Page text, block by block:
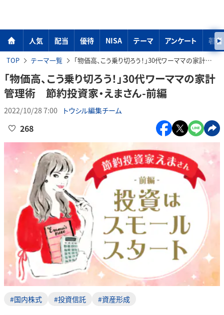
人気 配当 優待 NISA テーマ アンケート 著者
TOP テーマ一覧 「物価高、こう乗り切ろう！」30代ワーママの家計管理術 節約投資家・えまさん-前編
「物価高、こう乗り切ろう！」30代ワーママの家計
管理術 節約投資家・えまさん-前編
2022/10/28 7:00 トウシル編集チーム
268
#国内株式 #投資信託 #資産形成